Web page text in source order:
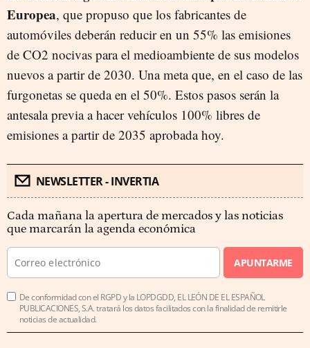
Europea, que propuso que los fabricantes de
automóviles deberán reducir en un 55% las emisiones
de CO2 nocivas para el medioambiente de sus modelos
nuevos a partir de 2030. Una meta que, en el caso de las
furgonetas se queda en el 50%. Estos pasos serán la
antesala previa a hacer vehículos 100% libres de
emisiones a partir de 2035 aprobada hoy.
NEWSLETTER - INVERTIA
Cada mañana la apertura de mercados y las noticias
que marcarán la agenda económica
APUNTARME
De conformidad con el RGPD y la LOPDGDD, EL LEÓN DE EL ESPAÑOL
PUBLICACIONES, S.A. tratará los datos facilitados con la finalidad de remitirle
noticias de actualidad.